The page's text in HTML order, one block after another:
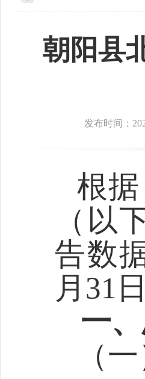
朝阳县
发布时间：
根
（以
告数
月31日
一
（